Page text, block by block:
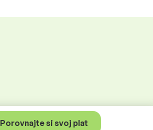
Porovnajte si svoj plat